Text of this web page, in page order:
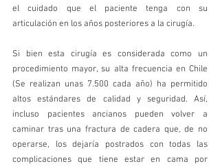
el cuidado que el paciente tenga con su
articulación en los años posteriores a la cirugía.
Si bien esta cirugía es considerada como un
procedimiento mayor, su alta frecuencia en Chile
(Se realizan unas 7.500 cada año) ha permitido
altos estándares de calidad y seguridad. Así,
incluso pacientes ancianos pueden volver a
caminar tras una fractura de cadera que, de no
operarse, los dejaría postrados con todas las
complicaciones que tiene estar en cama por